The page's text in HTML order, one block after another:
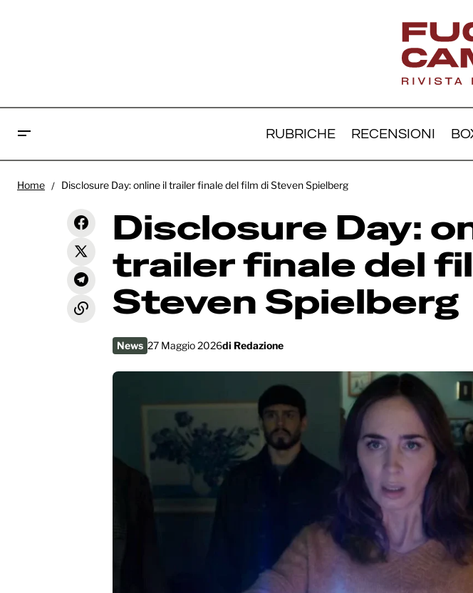
RUBRICHE RECENSIONI
protagonista del teaser del film di
News Disclosure
Home Disclosure Day: online il trailer finale del film di Steven Spielberg
Disclosure Day:
trailer finale del
Steven Spielberg
News 27 Maggio 2026di Redazione